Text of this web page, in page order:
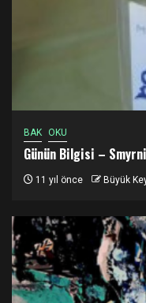
BAK OKU
Günün Bilgisi –
11 yıl önce Büyük